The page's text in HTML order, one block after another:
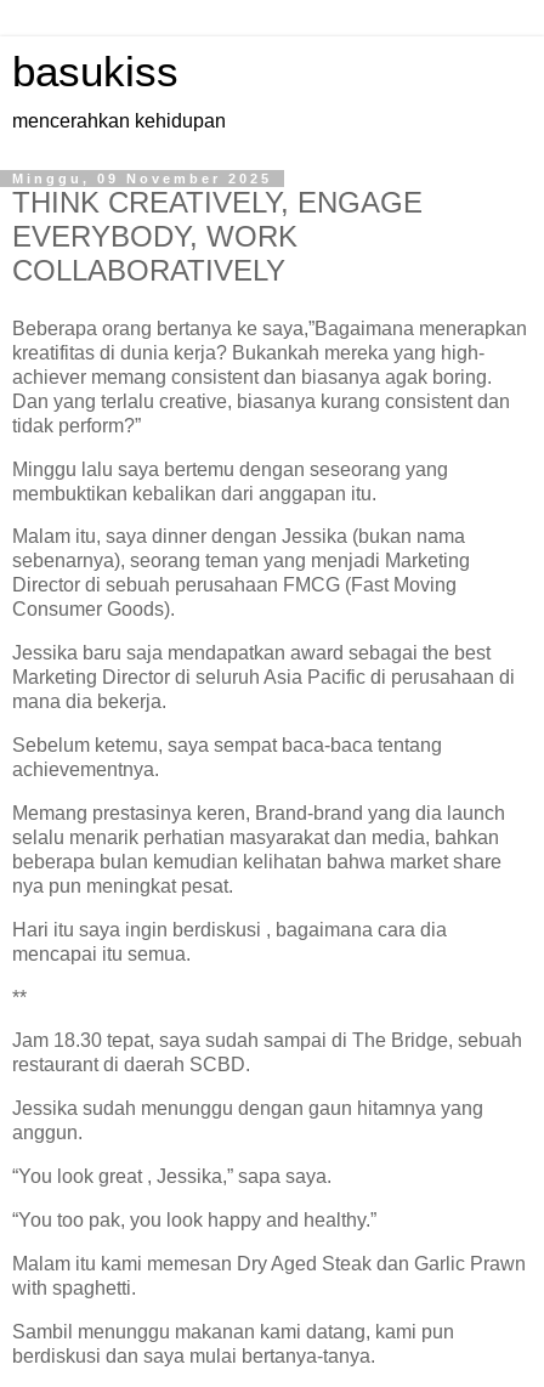
basukiss
mencerahkan kehidupan
Minggu, 09 November 2025
THINK CREATIVELY, ENGAGE
EVERYBODY, WORK
COLLABORATIVELY
Beberapa orang bertanya ke saya,”Bagaimana menerapkan
kreatifitas di dunia kerja? Bukankah mereka yang high-
achiever memang consistent dan biasanya agak boring.
Dan yang terlalu creative, biasanya kurang consistent dan
tidak perform?”
Minggu lalu saya bertemu dengan seseorang yang
membuktikan kebalikan dari anggapan itu.
Malam itu, saya dinner dengan Jessika (bukan nama
sebenarnya), seorang teman yang menjadi Marketing
Director di sebuah perusahaan FMCG (Fast Moving
Consumer Goods).
Jessika baru saja mendapatkan award sebagai the best
Marketing Director di seluruh Asia Pacific di perusahaan di
mana dia bekerja.
Sebelum ketemu, saya sempat baca-baca tentang
achievementnya.
Memang prestasinya keren, Brand-brand yang dia launch
selalu menarik perhatian masyarakat dan media, bahkan
beberapa bulan kemudian kelihatan bahwa market share
nya pun meningkat pesat.
Hari itu saya ingin berdiskusi , bagaimana cara dia
mencapai itu semua.
**
Jam 18.30 tepat, saya sudah sampai di The Bridge, sebuah
restaurant di daerah SCBD.
Jessika sudah menunggu dengan gaun hitamnya yang
anggun.
“You look great , Jessika,” sapa saya.
“You too pak, you look happy and healthy.”
Malam itu kami memesan Dry Aged Steak dan Garlic Prawn
with spaghetti.
Sambil menunggu makanan kami datang, kami pun
berdiskusi dan saya mulai bertanya-tanya.